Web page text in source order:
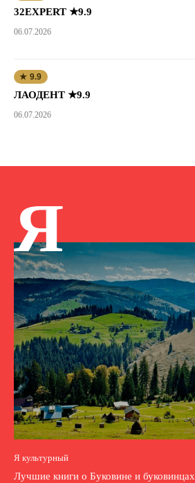
32EXPERT ★9.9
06.07.2026
★ 9.9
ЛАОДЕНТ ★9.9
06.07.2026
Я
Я культурный
Лучшие книги о Буковине и буковинцах